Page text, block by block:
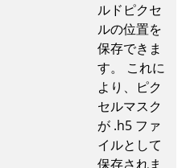
ルドピクセ
ルの位置を
保存できま
す。 これに
より、ピク
セルマスク
が .h5 ファ
イルとして
保存されま